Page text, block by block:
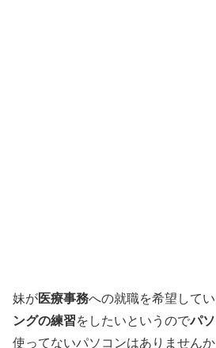
妹が医療事務への就職を希望して
ングの練習をしたいというのでパ
使ってないパソコンはありません